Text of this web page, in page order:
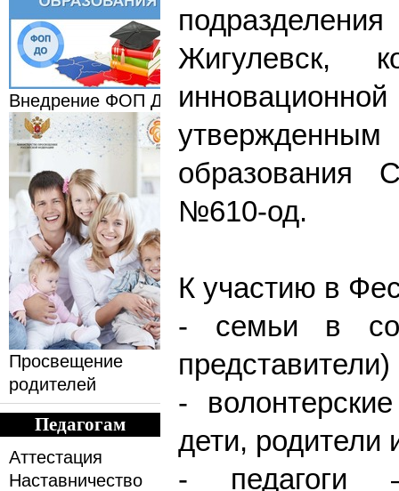
Внедрение ФОП ДО
Просвещение
родителей
Педагогам
Аттестация
Наставничество
Жигулевск,
образования
№610-од.
К участию в
- семьи в
-
дети, родители
- педагоги